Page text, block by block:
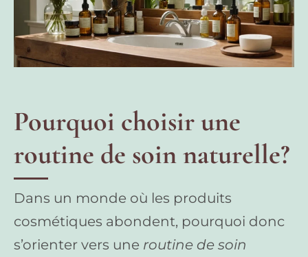
Pourquoi choisir une
routine de soin naturelle?
Dans un monde où les produits
cosmétiques abondent, pourquoi donc
s’orienter vers une routine de soin